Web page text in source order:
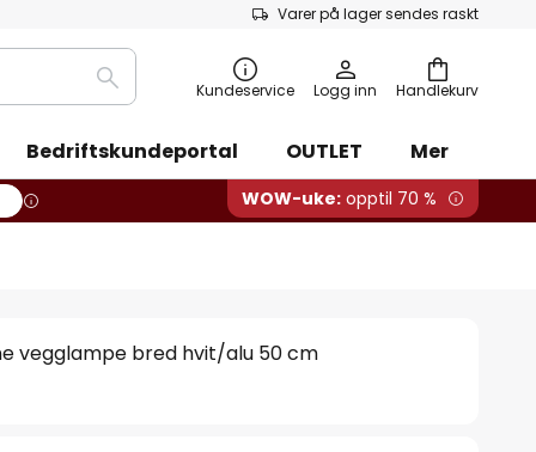
Varer på lager sendes raskt
Handlekurv
Søk Kundeservice Logg inn
Bedriftskundeportal OUTLET Mer
WOW-uke: opptil 70 %
vegglampe bred hvit/alu 50 cm